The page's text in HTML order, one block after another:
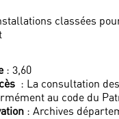
classées
: 3,60
: La consultation
au code du
: Archives